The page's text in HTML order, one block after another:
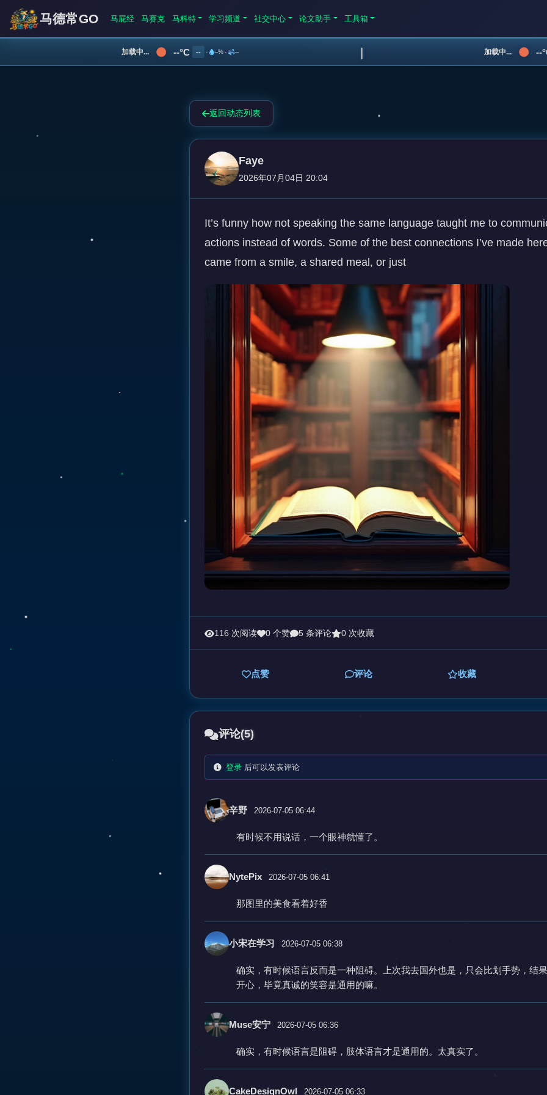
马德常GO 马屁经 马赛克 马科特 学习频道 社交中心 论文助手 工具箱
加载中... --°C -- · --% · -- | 加载中... --
返回动态列表
Faye
2026年07月04日 20:04
It’s funny how not speaking the same language taught me to
actions instead of words. Some of the best connections I’ve made
came from a smile, a shared meal, or just
116 次阅读 0 个赞 5 条评论 0 次收藏
点赞 评论 收藏
评论(5)
登录 后可以发表评论
辛野 2026-07-05 06:44
有时候不用说话，一个眼神就懂了。
NytePix 2026-07-05 06:41
那图里的美食看着好香
小宋在学习 2026-07-05 06:38
确实，有时候语言反而是一种阻碍。上次我去国外也是，只会比划手势，结
开心，毕竟真诚的笑容是通用的嘛。
Muse安宁 2026-07-05 06:36
确实，有时候语言是阻碍，肢体语言才是通用的。太真实了。
CakeDesignOwl 2026-07-05 06:33